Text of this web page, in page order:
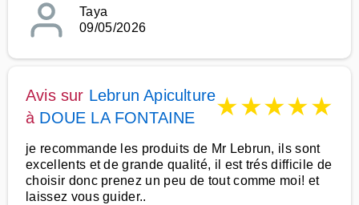
Taya
09/05/2026
Avis sur Lebrun Apiculture
à DOUE LA FONTAINE ★★★★★
je recommande les produits de Mr Lebrun, ils sont
excellents et de grande qualité, il est trés difficile de
choisir donc prenez un peu de tout comme moi! et
laissez vous guider..